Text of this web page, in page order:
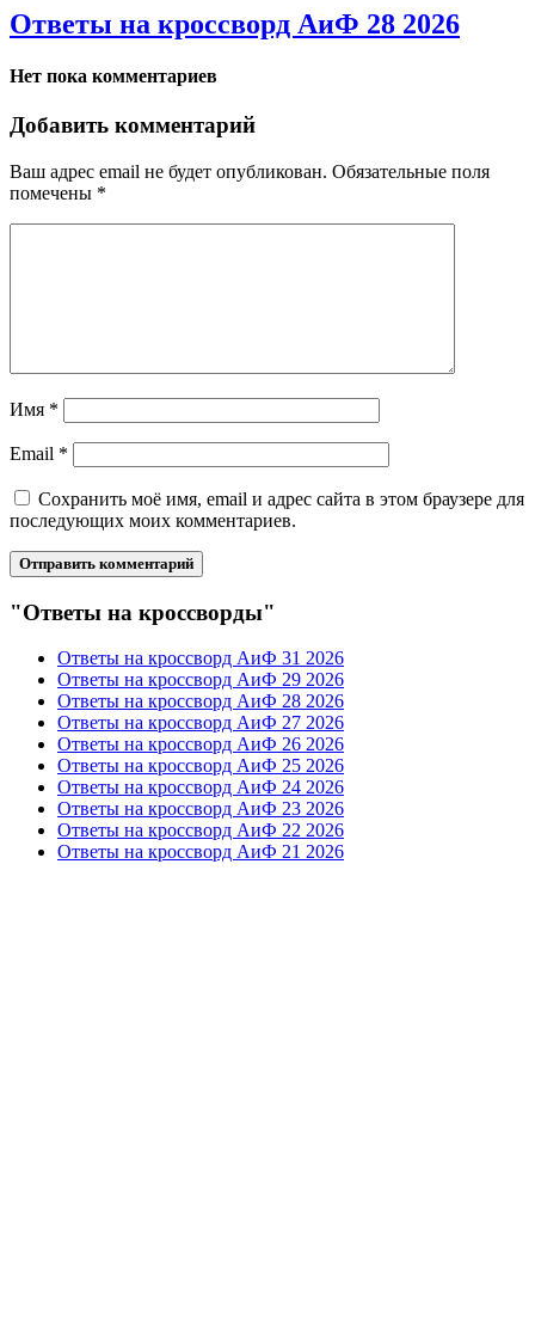
Ответы на кроссворд АиФ 28 2026
Нет пока комментариев
Добавить комментарий
Ваш адрес email не будет опубликован. Обязательные поля
помечены *
Имя *
Email *
Сохранить моё имя, email и адрес сайта в этом браузере для
последующих моих комментариев.
"Ответы на кроссворды"
Ответы на кроссворд АиФ 31 2026
Ответы на кроссворд АиФ 29 2026
Ответы на кроссворд АиФ 28 2026
Ответы на кроссворд АиФ 27 2026
Ответы на кроссворд АиФ 26 2026
Ответы на кроссворд АиФ 25 2026
Ответы на кроссворд АиФ 24 2026
Ответы на кроссворд АиФ 23 2026
Ответы на кроссворд АиФ 22 2026
Ответы на кроссворд АиФ 21 2026